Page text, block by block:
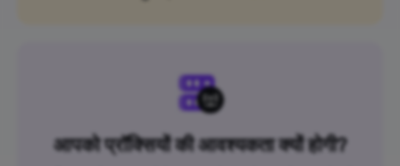
आपको प्रॉक्सियों की आवश्यकता क्यों होगी?